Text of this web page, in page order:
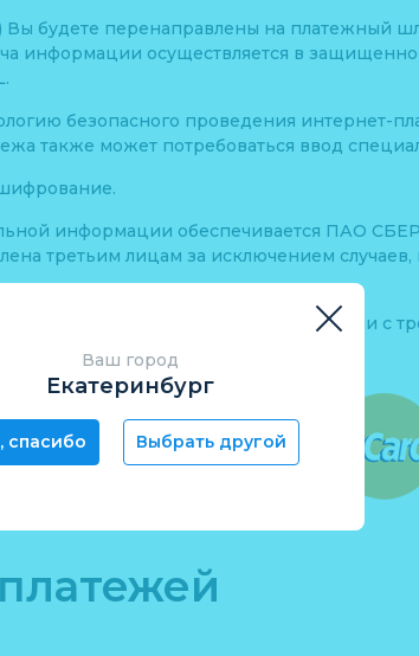
Вы будете перенаправлены на
информации осуществляется в
безопасного проведения интернет-
также может потребоваться ввод
информации обеспечивается ПАО
третьим лицам за исключением
в строгом соответствии с
Ваш город
Екатеринбург
спасибо Выбрать другой